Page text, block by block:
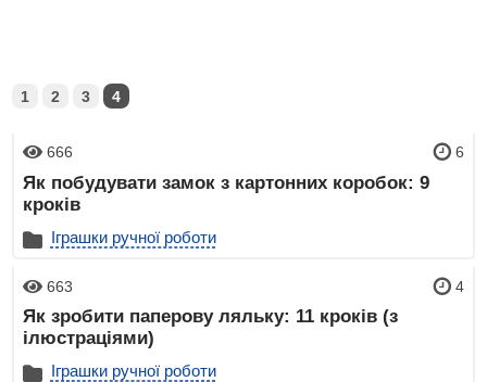
1 2 3 4
666 6
Як побудувати замок з картонних коробок: 9
кроків
Іграшки ручної роботи
663 4
Як зробити паперову ляльку: 11 кроків (з
ілюстраціями)
Іграшки ручної роботи